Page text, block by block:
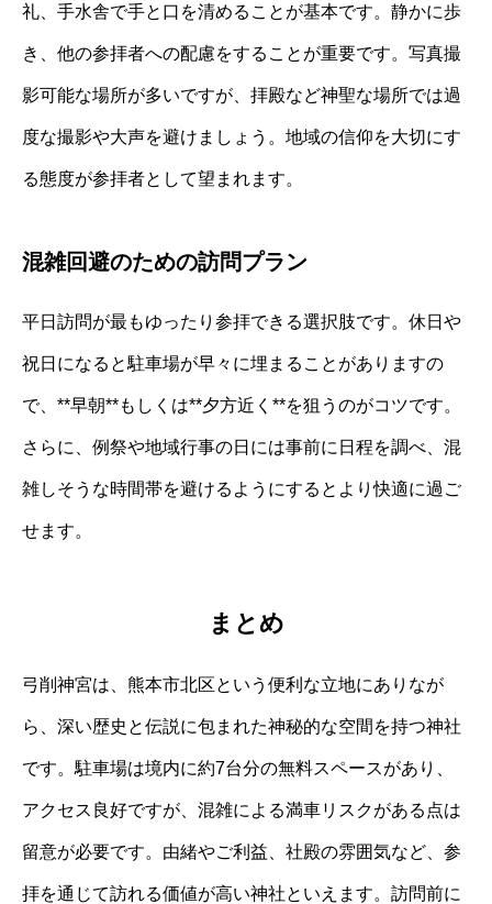
礼、手水舎で手と口を清めることが基本です。静かに歩
き、他の参拝者への配慮をすることが重要です。写真撮
影可能な場所が多いですが、拝殿など神聖な場所では過
度な撮影や大声を避けましょう。地域の信仰を大切にす
る態度が参拝者として望まれます。
混雑回避のための訪問プラン
平日訪問が最もゆったり参拝できる選択肢です。休日や
祝日になると駐車場が早々に埋まることがありますの
で、**早朝**もしくは**夕方近く**を狙うのがコツです。
さらに、例祭や地域行事の日には事前に日程を調べ、混
雑しそうな時間帯を避けるようにするとより快適に過ご
せます。
まとめ
弓削神宮は、熊本市北区という便利な立地にありなが
ら、深い歴史と伝説に包まれた神秘的な空間を持つ神社
です。駐車場は境内に約7台分の無料スペースがあり、
アクセス良好ですが、混雑による満車リスクがある点は
留意が必要です。由緒やご利益、社殿の雰囲気など、参
拝を通じて訪れる価値が高い神社といえます。訪問前に